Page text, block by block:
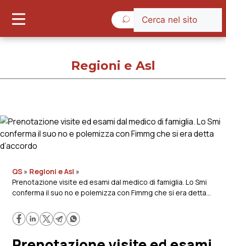
Giovedì 6 Agosto 2026
Cronache
Governo e Parlamento
Regioni e Asl
Lavoro e Professioni
Regioni e Asl
QS » Regioni e Asl »
Prenotazione visite ed esami dal medico di famiglia. Lo Smi
conferma il suo no e polemizza con Fimmg che si era detta